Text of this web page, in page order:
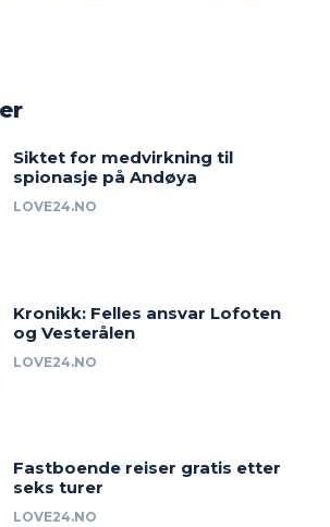
Siktet for medvirkning til
spionasje på Andøya
LOVE24.NO
Kronikk: Felles ansvar Lofoten
og Vesterålen
LOVE24.NO
Fastboende reiser gratis etter
seks turer
LOVE24.NO